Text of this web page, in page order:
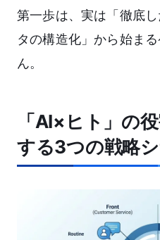
第一歩は、実は「徹底
タの構造化」から始ま
ん。
「AI×ヒト」の
する3つの戦略